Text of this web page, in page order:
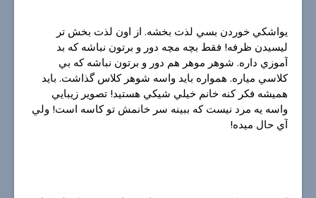
يواشكي خوردن بسي لذت بخشه. از اون لذت بخش تر
ليسيدن ظرفه! فقط بچه مچه دور و برتون نباشه كه بد
آموزي داره. شوهر موهر هم دور و برتون نباشه كه بي
كلاسي مياره. همواره بايد واسه شوهر كلاس گذاشت. بايد
هميشه فكر كنه خانم خيلي شيكي هستيد! تصوير زيبايي
واسه يه مرد نيست كه ببينه سر خانمش تو كاسه است! ولي
آي حال ميده!